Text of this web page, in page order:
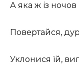
А яка ж із ночов
Повертайся,
Уклонися їй,